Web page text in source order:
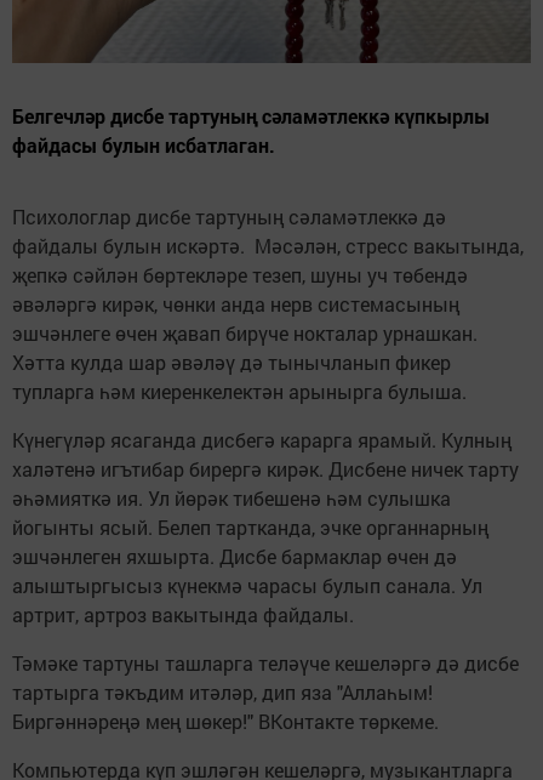
Белгечләр дисбе тартуның сәламәтлеккә күпкырлы
файдасы булын исбатлаган.
Психологлар дисбе тартуның сәламәтлеккә дә
файдалы булын искәртә. Мәсәлән, стресс вакытында,
җепкә сәйлән бөртекләре тезеп, шуны уч төбендә
әвәләргә кирәк, чөнки анда нерв системасының
эшчәнлеге өчен җавап бирүче нокталар урнашкан.
Хәтта кулда шар әвәләү дә тынычланып фикер
тупларга һәм киеренкелектән арынырга булыша.
Күнегүләр ясаганда дисбегә карарга ярамый. Кулның
халәтенә игътибар бирергә кирәк. Дисбене ничек тарту
әһәмияткә ия. Ул йөрәк тибешенә һәм сулышка
йогынты ясый. Белеп тартканда, эчке органнарның
эшчәнлеген яхшырта. Дисбе бармаклар өчен дә
алыштыргысыз күнекмә чарасы булып санала. Ул
артрит, артроз вакытында файдалы.
Тәмәке тартуны ташларга теләүче кешеләргә дә дисбе
тартырга тәкъдим итәләр, дип яза "Аллаһым!
Биргәннәреңә мең шөкер!" ВКонтакте төркеме.
Компьютерда күп эшләгән кешеләргә, музыкантларга